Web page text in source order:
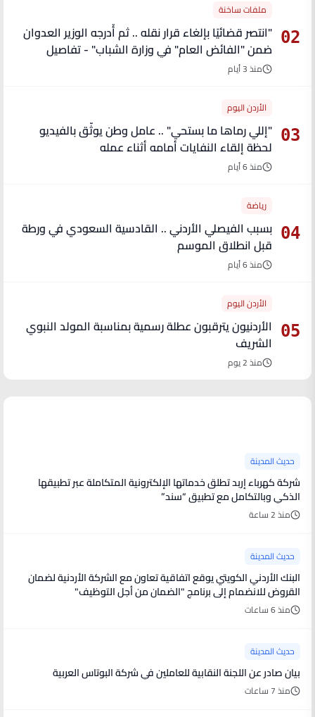
02
ملفات ساخنة
"انتصر قضائيًا بإلغاء قرار نقله .. ثم أُدرجه الوزير العدوان
ضمن "الفائض العام" في وزارة الشباب" - تفاصيل
منذ 3 أيام
03
الأردن اليوم
"إللي رماها ما بستحي" .. عامل وطن يوثّق بالفيديو
لحظة إلقاء النفايات أمامه أثناء عمله
منذ 6 أيام
04
رياضة
بسبب الفيصلي الأردني .. القادسية السعودي في ورطة
قبل انطلاق الموسم
منذ 6 أيام
05
الأردن اليوم
الأردنيون يترقبون عطلة رسمية بمناسبة المولد النبوي
الشريف
منذ 2 يوم
حديث المدينة
شركة كهرباء إربد تطلق خدماتها الإلكترونية المتكاملة عبر تطبيقها
الذكي وبالتكامل مع تطبيق “سند”
منذ 2 ساعة
حديث المدينة
البنك الأردني الكويتي يوقع اتفاقية تعاون مع الشركة الأردنية لضمان
القروض للانضمام إلى برنامج "الضمان من أجل التوظيف"
منذ 6 ساعات
حديث المدينة
بيان صادر عن اللجنة النقابية للعاملين في شركة البوتاس العربية
منذ 7 ساعات